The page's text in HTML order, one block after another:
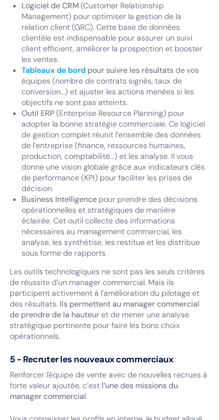
Logiciel de CRM(Customer Relationship
Management) pour optimiser la gestion de la
relation client (GRC). Cette base de données
clientèle est indispensable pour assurer un suivi
client efficient, améliorer la prospection et booster
les ventes.
Tableaux de bord pour suivre les résultatsde vos
équipes (nombre de contrats signés, taux de
conversion...) et ajuster les actions menées si les
objectifs ne sont pas atteints.
Outil ERP(Enterprise Resource Planning) pour
adopter la bonne stratégie commerciale. Ce logiciel
de gestion complet réunit l’ensemble des données
de l’entreprise (finance, ressources humaines,
production, comptabilité…) et les analyse. Il vous
donne une vision globale grâce aux indicateurs clés
de performance (KPI) pour faciliter les prises de
décision.
Business Intelligence pour prendre des décisions
opérationnelles et stratégiques de manière
éclairée. Cet outil collecte des informations
nécessaires au management commercial, les
analyse, les synthétise, les restitue et les distribue
sous forme de rapports.
Les outils technologiques ne sont pas les seuls critères
de réussite d’un manager commercial. Mais ils
participent activement à l’amélioration du pilotage et
des résultats. Ils permettent au manager commercial
de prendre de la hauteuret de mener une analyse
stratégique pertinente pour faire les bons choix
opérationnels.
5 - Recruter les nouveaux commerciaux
Renforcer l'équipe de vente avec de nouvelles recrues à
forte valeur ajoutée, c’est l’une des missions du
manager commercial.